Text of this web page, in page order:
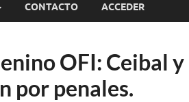
CONTACTO ACCEDER
OFI: Ceibal
por penales.